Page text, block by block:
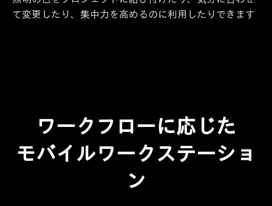
て変更したり、集中力を高めるのに利用したりできます
ワークフローに応じた
モバイルワークステーショ
ン